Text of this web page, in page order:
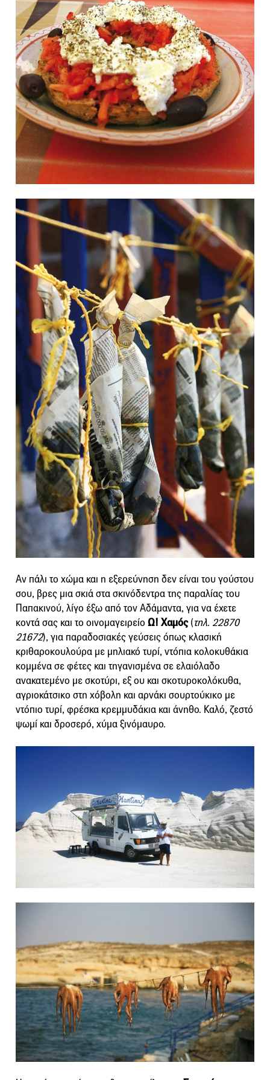
Αν πάλι το χώμα και η εξερεύνηση δεν είναι του γούστου
σου, βρες μια σκιά στα σκινόδεντρα της παραλίας του
Παπακινού, λίγο έξω από τον Αδάμαντα, για να έχετε
κοντά σας και το οινομαγειρείο Ω! Χαμός(τηλ. 22870
21672), για παραδοσιακές γεύσεις όπως κλασική
κριθαροκουλούρα με μηλιακό τυρί, ντόπια κολοκυθάκια
κομμένα σε φέτες και τηγανισμένα σε ελαιόλαδο
ανακατεμένο με σκοτύρι, εξ ου και σκοτυροκολόκυθα,
αγριοκάτσικο στη χόβολη και αρνάκι σουρτούκικο με
ντόπιο τυρί, φρέσκα κρεμμυδάκια και άνηθο. Καλό, ζεστό
ψωμί και δροσερό, χύμα ξινόμαυρο.